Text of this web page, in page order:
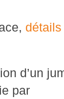
détails
d’un
par